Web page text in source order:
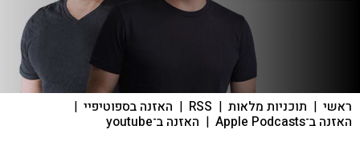
ראשי | תוכניות מלאות |
RSS
| האזנה בספוטיפיי |
האזנה ב־Apple Podcasts | האזנה ב־youtube